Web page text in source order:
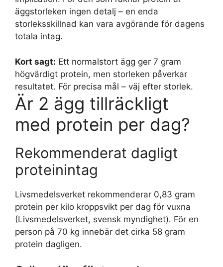
äggstorleken ingen detalj – en enda
storleksskillnad kan vara avgörande för dagens
totala intag.
Kort sagt: Ett normalstort ägg ger 7 gram
högvärdigt protein, men storleken påverkar
resultatet. För precisa mål – väj efter storlek.
Är 2 ägg tillräckligt
med protein per dag?
Rekommenderat dagligt
proteinintag
Livsmedelsverket rekommenderar 0,83 gram
protein per kilo kroppsvikt per dag för vuxna
(Livsmedelsverket, svensk myndighet). För en
person på 70 kg innebär det cirka 58 gram
protein dagligen.